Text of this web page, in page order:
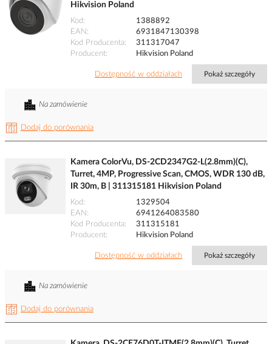
Hikvision Poland
Kod
1388892
EAN
6931847130398
Kod Producenta
311317047
Producent
Hikvision Poland
Dostępność w oddziałach Pokaż szczegóły
Dodaj do porównania
Na zamówienie
Kamera ColorVu, DS-2CD2347G2-L(2.8mm)(C),
Turret, 4MP, Progressive Scan, CMOS, WDR 130 dB,
IR 30m, B | 311315181 Hikvision Poland
Kod
1329504
EAN
6941264083580
Kod Producenta
311315181
Producent
Hikvision Poland
Dostępność w oddziałach Pokaż szczegóły
Dodaj do porównania
Na zamówienie